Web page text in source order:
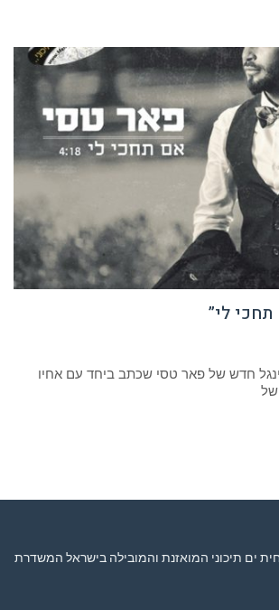
לי”
חדש של פאר טסי שכתב ביחד עם אחיו
של
ים תיכוני המואזנת והמובילה בישראל המשדרת